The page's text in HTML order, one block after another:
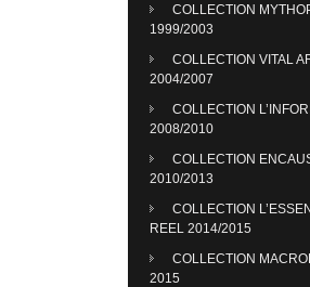
COLLECTION
1999/2003
COLLECTION VITAL
2004/2007
COLLECTION
2008/2010
COLLECTION
2010/2013
COLLECTION
REEL 2014/2015
COLLECTION
2015